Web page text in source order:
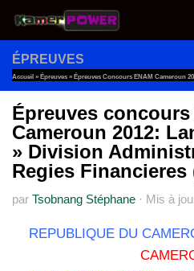
Au dessous du contenu
ÉPREUVES
Accueil » Épreuves » Épreuves Concours ENAM Cameroun
Des Regies Financieres ( DARF )
Épreuves concours
Cameroun 2012:
» Division
Regies Financieres
par Tsobnang Stéphane · Mis à
REPUBLIQUE DU